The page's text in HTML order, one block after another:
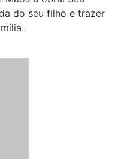
do seu filho e trazer